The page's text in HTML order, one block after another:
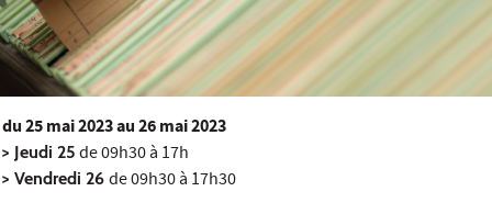
du25 mai 2023au 26 mai 2023
> Jeudi 25 de 09h30 à 17h
> Vendredi 26de 09h30 à 17h30